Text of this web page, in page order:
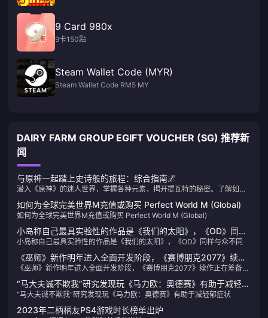
9 Card 980x
9卡150點
Steam Wallet Code (MYR)
Steam Wallet Code RM5 MY
DAIRY FARM GROUP EGIFT VOUCHER (SG) 推荐新
闻
与原神一起踏上史诗般的旅程：综合指南🌌
潜入《原神》的迷人世界，掌握各种元素，揭开提瓦特的秘密。了解如何
通过简单的创世水晶充值指南来增强您的冒险。
如何为全球完美世界M充值或购买 Perfect World M (Global)
如何为全球完美世界M充值或购买 Perfect World M (Global)
小岛称自己最具实验性的作品是《我们的太阳》，《OD》同样
与众不同
小岛称自己最具实验性的作品是《我们的太阳》，《OD》同样与众不同
《巫师》新作明年进入全面开发阶段，《赛博朋克2077》续作
正在筹备团队
《巫师》新作明年进入全面开发阶段，《赛博朋克2077》续作正在筹备团
“马大夫诚不欺我”研究发现玩《马力欧：奥德赛》有助于减轻郁
症状
“马大夫诚不欺我”研究发现玩《马力欧：奥德赛》有助于减轻郁症状
2023年二柄柄友PS4游戏时长榜单出炉